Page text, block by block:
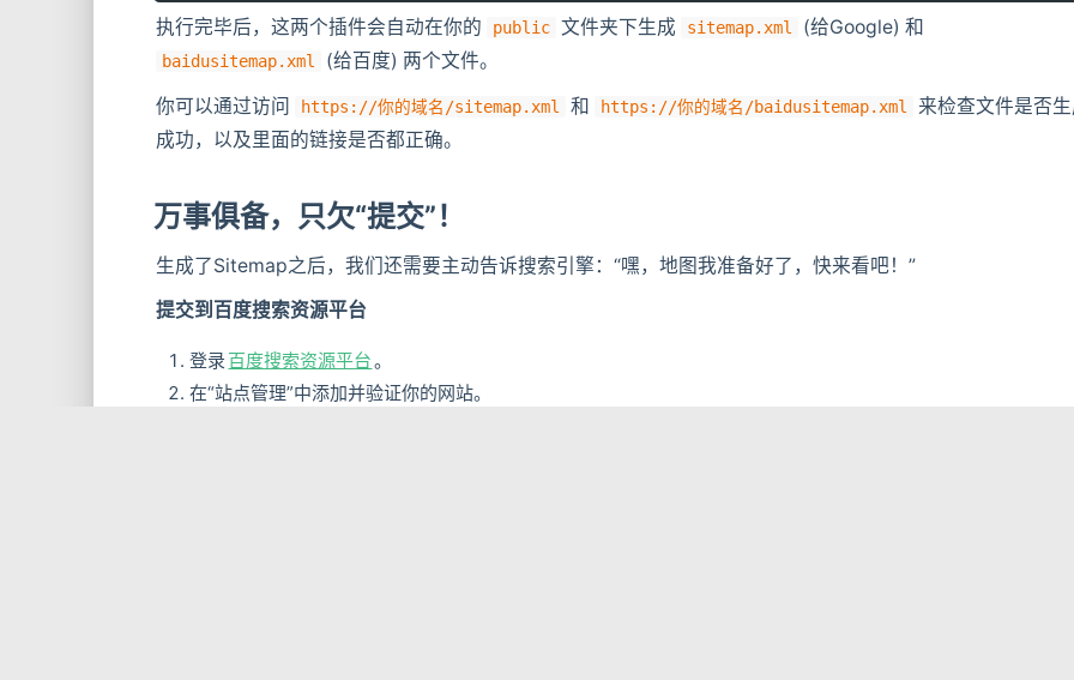
执行完毕后，这两个插件会自动在你的 public 文件夹下生成 sitemap.xml (给Google) 和
baidusitemap.xml
(给百度) 两个文件。
你可以通过访问
https://你的域名/sitemap.xml 和 https://你的域名/baidusitemap.xml
来检查文件是否
成功，以及里面的链接是否都正确。
万事俱备，只欠“提交”！
生成了Sitemap之后，我们还需要主动告诉搜索引擎：“嘿，地图我准备好了，快来看吧！”
提交到百度搜索资源平台
登录 百度搜索资源平台。
在“站点管理”中添加并验证你的网站。